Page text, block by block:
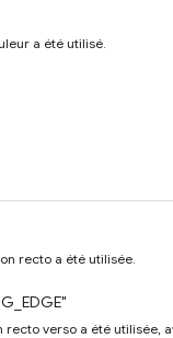
a été utilisé.
recto a été utilisée.
recto verso a été utilisée,